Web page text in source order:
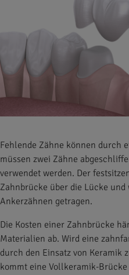
Fehlende Zähne können durch
müssen zwei Zähne
verwendet werden. Der
Zahnbrücke über die Lücke und
Ankerzähnen getragen.
Die Kosten einer Zahnbrücke
Materialien ab. Wird eine
durch den Einsatz von Keramik
kommt eine Vollkeramik-